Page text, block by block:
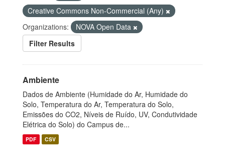
Creative Commons Non-Commercial (Any)
Organizations:
NOVA Open Data
Filter Results
Ambiente
Dados de Ambiente (Humidade do Ar, Humidade do
Solo, Temperatura do Ar, Temperatura do Solo,
Emissões do CO2, Níveis de Ruído, UV, Condutividade
Elétrica do Solo) do Campus de...
PDF CSV